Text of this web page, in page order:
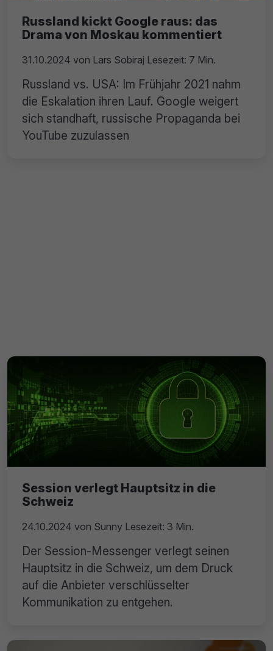
Russland kickt Google raus: das
Drama von Moskau kommentiert
31.10.2024 von Lars Sobiraj Lesezeit: 7 Min.
Russland vs. USA: Im Frühjahr 2021 nahm
die Eskalation ihren Lauf. Google weigert
sich standhaft, russische Propaganda bei
YouTube zuzulassen
Session verlegt Hauptsitz in die
Schweiz
24.10.2024 von Sunny Lesezeit: 3 Min.
Der Session-Messenger verlegt seinen
Hauptsitz in die Schweiz, um dem Druck
auf die Anbieter verschlüsselter
Kommunikation zu entgehen.